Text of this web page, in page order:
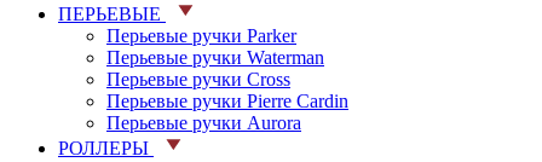
ПЕРЬЕВЫЕ
Перьевые ручки Parker
Перьевые ручки Waterman
Перьевые ручки Cross
Перьевые ручки Pierre Cardin
Перьевые ручки Aurora
РОЛЛЕРЫ